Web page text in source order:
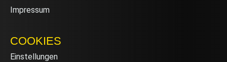
Impressum
COOKIES
Einstellungen